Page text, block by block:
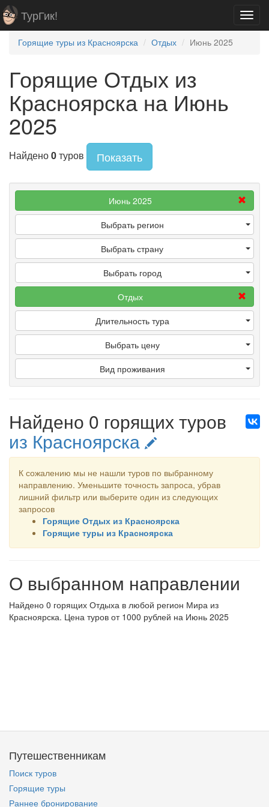
ТурГик!
Горящие туры из Красноярска Отдых Июнь 2025
Горящие Отдых из
Красноярска на Июнь
2025
Найдено0туров Показать
Июнь 2025
Выбрать регион
Выбрать страну
Выбрать город
Отдых
Длительность тура
Выбрать цену
Вид проживания
Найдено 0 горящих туров
из Красноярска
К сожалению мы не нашли туров по выбранному
направлению. Уменьшите точность запроса, убрав
лишний фильтр или выберите один из следующих
запросов
Горящие Отдых из Красноярска
Горящие туры из Красноярска
О выбранном направлении
Найдено 0 горящих Отдыха в любой регион Мира из
Красноярска. Цена туров от 1000 рублей на Июнь 2025
Путешественникам
Поиск туров
Горящие туры
Раннее бронирование